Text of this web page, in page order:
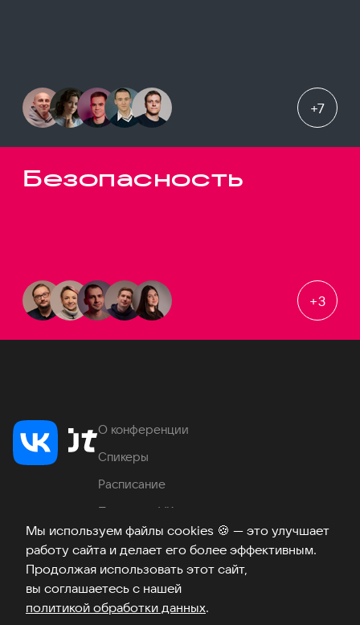
Мы используем файлы cookies 🍪 — это улучшает
работу сайта и делает его более эффективным.
Продолжая использовать этот сайт,
вы соглашаетесь с нашей
политикой обработки данных.
+7
Безопасность
+3
О конференции
Спикеры
Расписание
Продукты VK
Место проведения
Часто задаваемые вопросы
ТелеграмВКонтакте
Хабр